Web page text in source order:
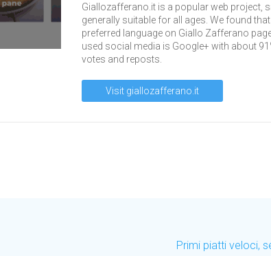
Giallozafferano.it is a popular web project,
generally suitable for all ages. We found
preferred language on Giallo Zafferano
used social media is Google+ with about
votes and reposts.
Visit giallozafferano.it
Primi piatti veloci,